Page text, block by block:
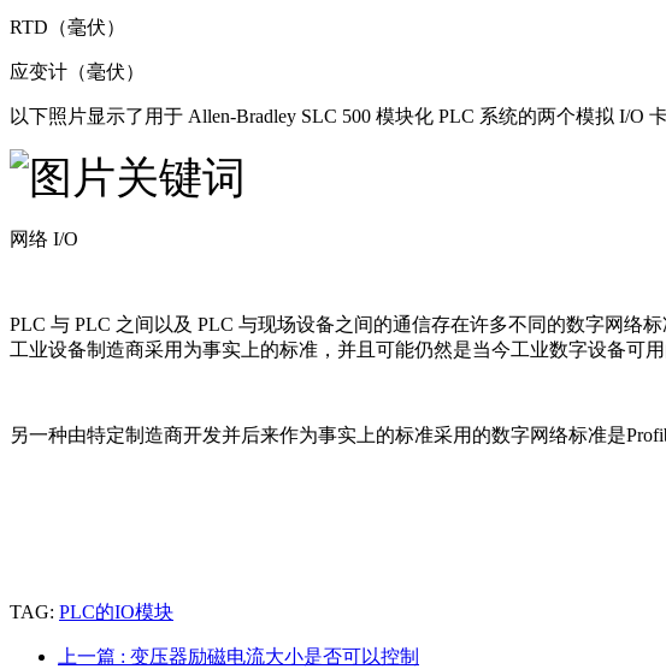
RTD（毫伏）
应变计（毫伏）
以下照片显示了用于 Allen-Bradley SLC 500 模块化 PLC 系统的两个模拟 I/
网络 I/O
PLC 与 PLC 之间以及 PLC 与现场设备之间的通信存在许多不同的数字网络
工业设备制造商采用为事实上的标准，并且可能仍然是当今工业数字设备可用
另一种由特定制造商开发并后来作为事实上的标准采用的数字网络标准是
TAG: PLC的IO模块
上一篇 : 变压器励磁电流大小是否可以控制